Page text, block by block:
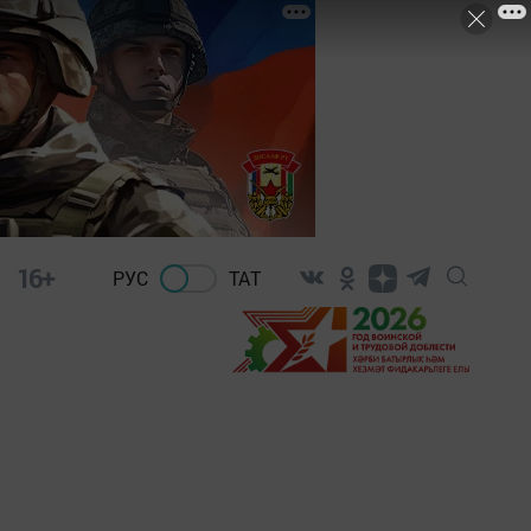
16+ РУС ТАТ